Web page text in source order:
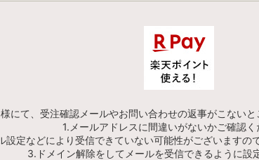
にて、受注確認メールやお問い合わせの返事がこないと
1.メールアドレスに間違いがないかご確認く
設定などにより受信できていない可能性がございますの
3.ドメイン解除をしてメールを受信できるように設